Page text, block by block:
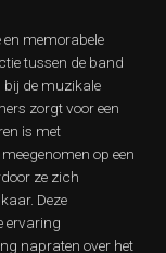
en memorabele
tussen de band
bij de muzikale
zorgt voor een
is met
op een
ze zich
Deze
ervaring
napraten over het